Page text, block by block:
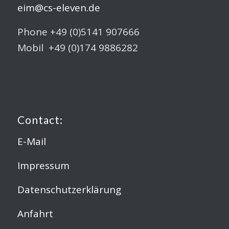
eim@cs-eleven.de
Phone +49 (0)5141 907666
Mobil +49 (0)174 9886282
Contact:
E-Mail
Impressum
Datenschutzerklärung
Anfahrt